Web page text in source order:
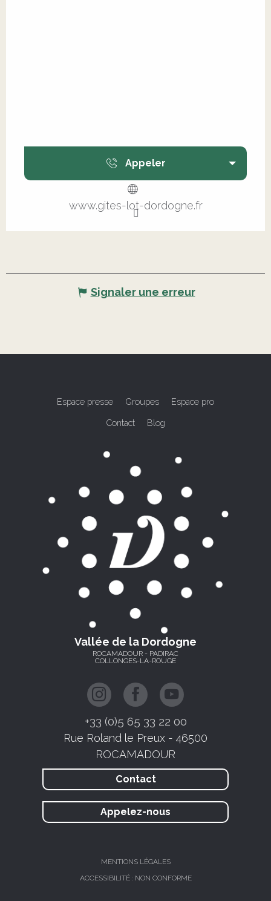
Appeler
www.gites-lot-dordogne.fr
Signaler une erreur
Espace presse Groupes Espace pro
Contact Blog
Vallée de la Dordogne
ROCAMADOUR - PADIRAC
COLLONGES-LA-ROUGE
+33 (0)5 65 33 22 00
Rue Roland le Preux - 46500
ROCAMADOUR
Contact
Appelez-nous
MENTIONS LÉGALES
ACCESSIBILITÉ : NON CONFORME